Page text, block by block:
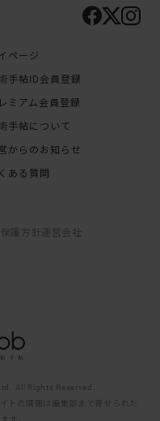
ページ
手帖ID会員登録
ミアム会員登録
手帖について
からのお知らせ
ある質問
護方針
運営会社
All Rights Reserved.
トの情報は編集部まで寄せられた